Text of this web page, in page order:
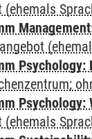
(ehemals
(ehemals